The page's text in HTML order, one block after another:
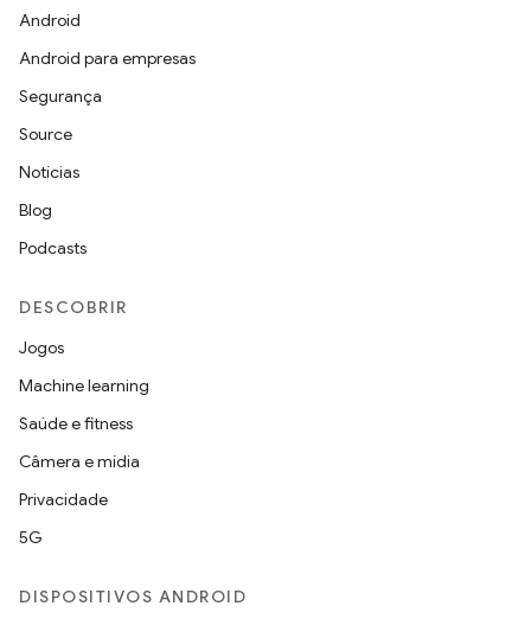
Android
Android para empresas
Segurança
Source
Notícias
Blog
Podcasts
DESCOBRIR
Jogos
Machine learning
Saúde e fitness
Câmera e mídia
Privacidade
5G
DISPOSITIVOS ANDROID